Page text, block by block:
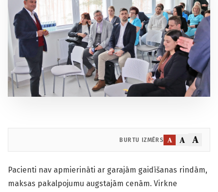
BURTU IZMĒRS A A A
Pacienti nav apmierināti ar garajām gaidīšanas rindām,
maksas pakalpojumu augstajām cenām. Virkne